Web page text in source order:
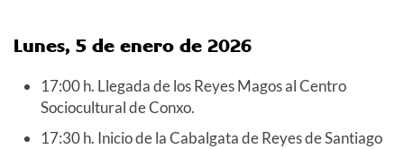
Lunes, 5 de enero de 2026
17:00 h. Llegada de los Reyes Magos al Centro
Sociocultural de Conxo.
17:30 h. Inicio de la Cabalgata de Reyes de Santiago